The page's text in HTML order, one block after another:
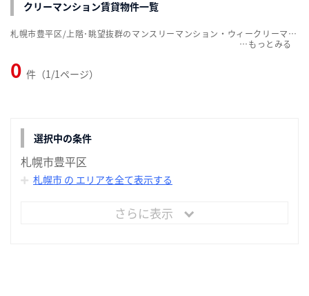
クリーマンション賃貸物件一覧
0 件（1/1ページ）
札幌市豊平区/上階･眺望抜群のマンスリーマンション・ウィークリーマンション賃貸物件一覧を掲載中。敷金・礼金無料、家具・家電付をご紹介。こだわり条件での絞込みも簡単！
…
選択中の条件
札幌市豊平区
札幌市 の エリアを全て表示する
さらに表示